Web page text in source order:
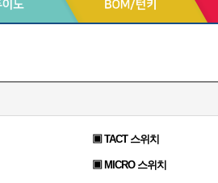
▣ TACT 스위치
▣ MICRO 스위치